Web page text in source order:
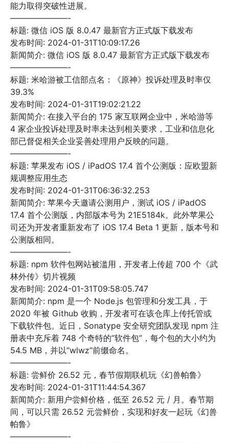
能力取得突破性进展。
———————-
标题: 微信 iOS 版 8.0.47 最新官方正式版下载发布
发布时间: 2024-01-31T10:09:17.26
新闻简介: 微信 iOS 版 8.0.47 最新官方正式版下载发布
———————-
标题: 米哈游被工信部点名：《原神》投诉处理及时率仅
39.3%
发布时间: 2024-01-31T19:02:21.22
新闻简介: 在接入平台的 175 家互联网企业中，米哈游等
4 家企业投诉处理及时率未达到相关要求，工业和信息化
部已督促相关企业妥善处理用户反映的问题。
———————-
标题: 苹果发布 iOS / iPadOS 17.4 首个公测版：应欧盟新
规调整应用生态
发布时间: 2024-01-31T06:36:32.253
新闻简介: 苹果今天邀请公测用户，测试 iOS / iPadOS
17.4 首个公测版，内部版本号为 21E5184k。此外苹果公
司还为开发者重新发布了 iOS 17.4 Beta 1 更新，版本号和
公测版相同。
———————-
标题: npm 软件包网站被滥用，开发者上传超 700 个《武
林外传》切片视频
发布时间: 2024-01-31T09:58:05.747
新闻简介: npm 是一个 Node.js 包管理和分发工具，于
2020 年被 Github 收购，开发者可在该仓库上传托管或
下载软件包。近日，Sonatype 安全研究团队发现 npm 注
册表中充斥着 748 个奇特的“软件包”，每个包的大小约为
54.5 MB，并以“wlwz”前缀命名。
———————-
标题: 尝鲜价 26.52 元，春节假期联机玩《幻兽帕鲁》
发布时间: 2024-01-31T11:44:54.367
新闻简介: 新用户尝鲜价格，低至 26.52 元 / 月。春节期
间，可以只需 26.52 元尝鲜价，实现和好友一起玩‏《幻兽
帕鲁》
———————-